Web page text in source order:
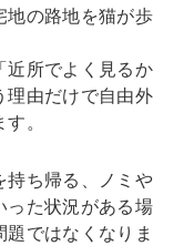
地の路地を猫が歩
近所でよく見るか
理由だけで自由外
。
持ち帰る、ノミや
った状況がある場
ではなくなりま